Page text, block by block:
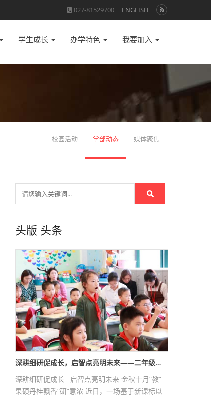
027-81529700 ENGLISH
学生成长 办学特色 我要加入
校园活动 学部动态 媒体聚焦
头版 头条
深耕细研促成长，启智点亮明未来——二年级…
深耕细研促成长 启智点亮明未来 金秋十月“教”
果硕丹桂飘香“研”意浓 近日，一场基于新课标以